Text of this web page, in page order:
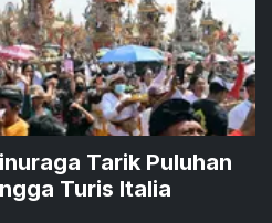
Tarik Puluhan
Turis Italia